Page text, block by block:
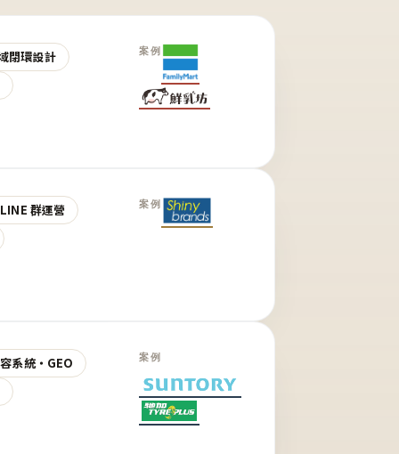
閉環設計
案例
群運營 案例
系統・GEO
案例